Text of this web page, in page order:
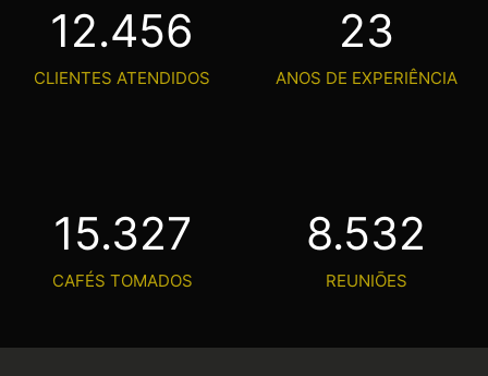
12.456
CLIENTES ATENDIDOS
23
ANOS DE EXPERIÊNCIA
15.327
CAFÉS TOMADOS
8.532
REUNIŌES